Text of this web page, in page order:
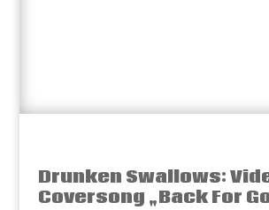
Drunken Swallows:
Coversong „Back For